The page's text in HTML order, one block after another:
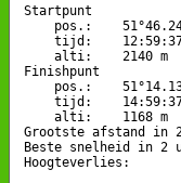
Startpunt
pos.:
tijd:
    alti:    2140 m
Finishpunt
pos.:
tijd:
    alti:    1168 m
Grootste afstand in
Beste snelheid in 2
Hoogteverlies: